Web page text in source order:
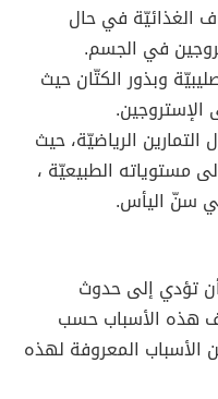
الغذائيّة في حال
في الجسم.
وبذور الكتّان حيث
الإستروجين.
الرياضيّة، حيث
مستوياته الطبيعيّة ،
سنّ اليأس.
تؤدي إلى حدوث
هذه الأسباب حسب
الأسباب المعروفة لهذه